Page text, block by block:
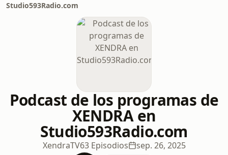
Studio593Radio.com
Podcast de los programas de
XENDRA en
Studio593Radio.com
XendraTV63 Episodios sep. 26, 2025